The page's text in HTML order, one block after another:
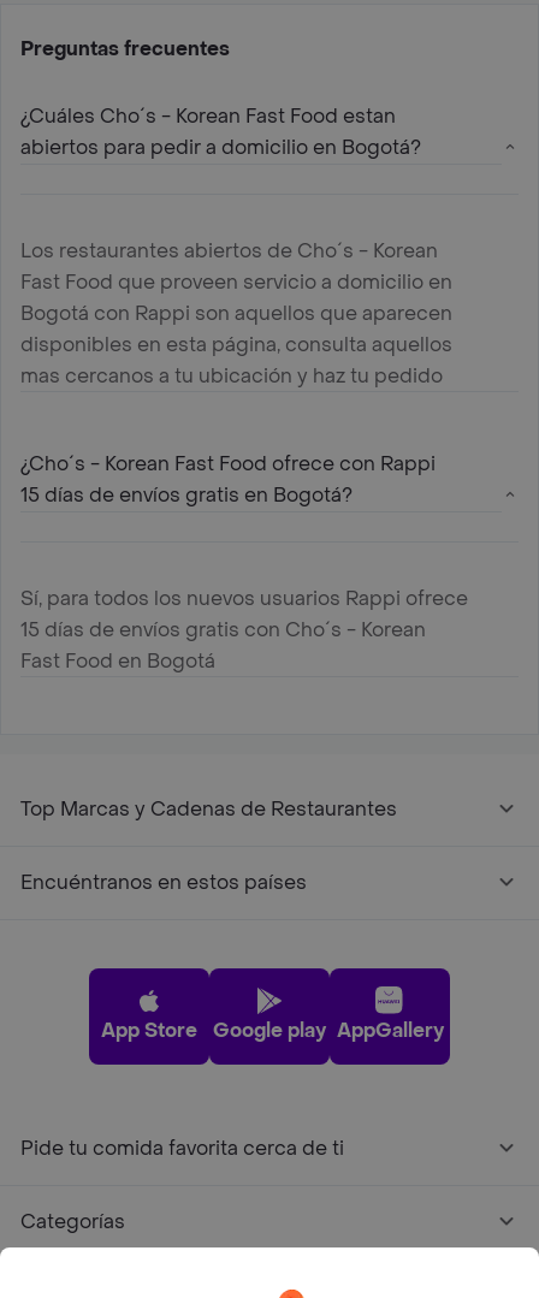
Preguntas frecuentes
¿Cuáles Cho´s - Korean Fast Food estan
abiertos para pedir a domicilio en Bogotá?
Los restaurantes abiertos de Cho´s - Korean
Fast Food que proveen servicio a domicilio en
Bogotá con Rappi son aquellos que aparecen
disponibles en esta página, consulta aquellos
mas cercanos a tu ubicación y haz tu pedido
¿Cho´s - Korean Fast Food ofrece con Rappi
15 días de envíos gratis en Bogotá?
Sí, para todos los nuevos usuarios Rappi ofrece
15 días de envíos gratis con Cho´s - Korean
Fast Food en Bogotá
Top Marcas y Cadenas de Restaurantes
Encuéntranos en estos países
App Store Google play AppGallery
Pide tu comida favorita cerca de ti
Categorías